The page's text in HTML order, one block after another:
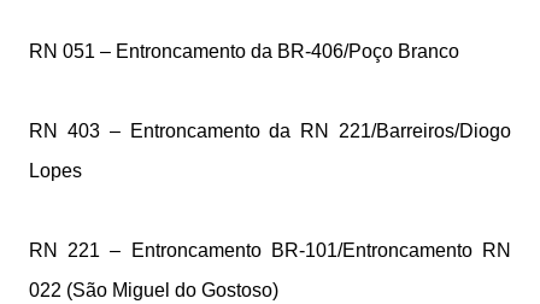
RN 051 – Entroncamento da BR-406/Poço Branco
RN 403 – Entroncamento da RN 221/Barreiros/Diogo
Lopes
RN 221 – Entroncamento BR-101/Entroncamento RN
022 (São Miguel do Gostoso)